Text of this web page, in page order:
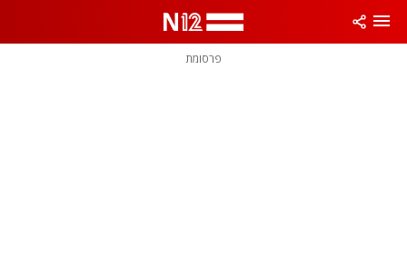
פרסומת